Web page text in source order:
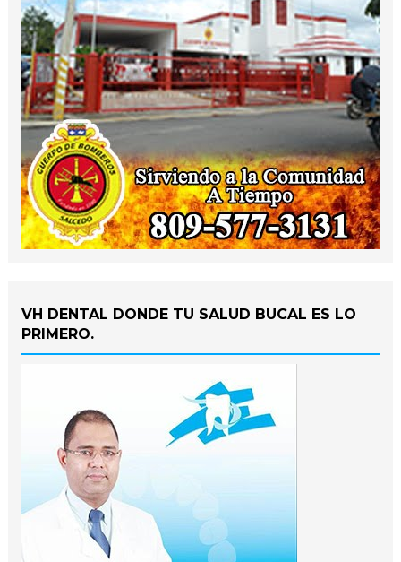
VH DENTAL DONDE TU SALUD BUCAL ES LO
PRIMERO.